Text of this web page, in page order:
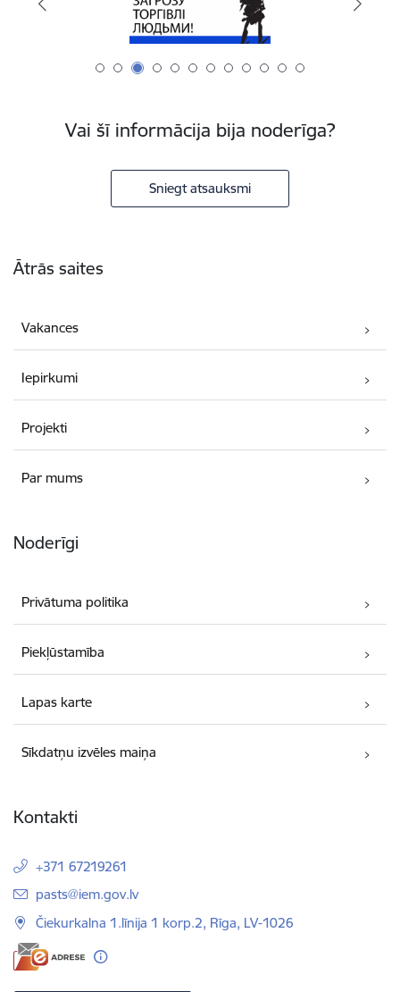
Vai šī informācija bija noderīga?
Sniegt atsauksmi
Ātrās saites
Vakances
Iepirkumi
Projekti
Par mums
Noderīgi
Privātuma politika
Piekļūstamība
Lapas karte
Sīkdatņu izvēles maiņa
Kontakti
+371 67219261
E-pasts:
pasts@iem.gov.lv
Čiekurkalna 1.līnija 1 korp.2, Rīga, LV-1026